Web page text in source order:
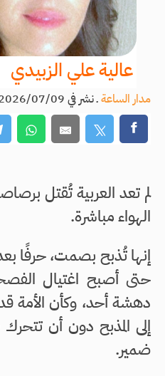
عالية علي الزبيدي
مدار الساعةـنشر في 2026/07/09 الساعة 13:14
لم تعد العربية تُقتل
الهواء مباشرة.
إنها تُذبح بصمت، حرفًا
حتى أصبح اغتيال
دهشة أحد، وكأن الأمة
إلى المذبح دون أن
ضمير.